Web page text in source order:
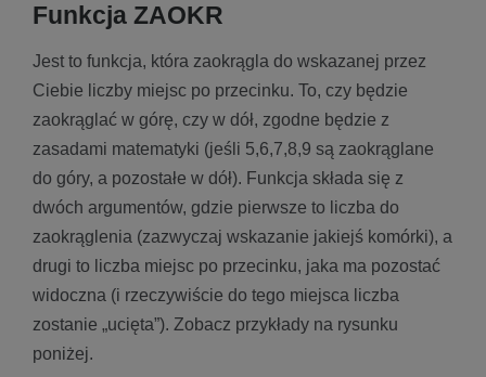
Funkcja ZAOKR
Jest to funkcja, która zaokrągla do wskazanej przez
Ciebie liczby miejsc po przecinku. To, czy będzie
zaokrąglać w górę, czy w dół, zgodne będzie z
zasadami matematyki (jeśli 5,6,7,8,9 są zaokrąglane
do góry, a pozostałe w dół). Funkcja składa się z
dwóch argumentów, gdzie pierwsze to liczba do
zaokrąglenia (zazwyczaj wskazanie jakiejś komórki), a
drugi to liczba miejsc po przecinku, jaka ma pozostać
widoczna (i rzeczywiście do tego miejsca liczba
zostanie „ucięta”). Zobacz przykłady na rysunku
poniżej.